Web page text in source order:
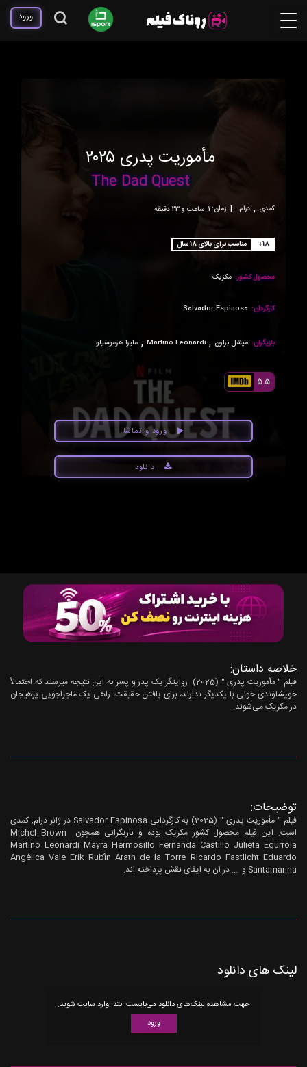
ورود
مأموریت پدری ۲۰۲۵
The Dad Quest
کمدی , درام | زمان:1ساعت و 23 دقیقه
+18 مناسب برای بالای 18 سال
محصول کشور: مکزیک
کارگردان: Salvador Espinosa
بازیگران: میشل براون ,
Martino Leonardi
, مایرا هرموسیلو
5.5
ورود و تماشا
دانلود
خلاصه داستان:
فیلم " مأموریت پدری " (2025) روایتگر یک پدر و پسر به این نتیجه میرسند که احتمالاً
خویشاوندی خونی با یکدیگر ندارند، برای یافتن حقیقت، راهی یک ماجراجویی پرهیجان
در مکزیک می‌شوند.
توضیحات:
فیلم " مأموریت پدری " (2025) به کارگردانی Salvador Espinosa در ژانر درام, کمدی
است. این فیلم محصول کشور مکزیک بوده و بازیگرانی همچون Michel Brown
Martino Leonardi Mayra Hermosillo Fernanda Castillo Julieta Egurrola
Angélica Vale Erik Rubín Arath de la Torre Ricardo Fastlicht Eduardo
Santamarina و ... در آن به ایفای نقش پرداخته اند.
لینک های دانلود
جهت مشاهده لینک‌های دانلود می‌بایست ابتدا وارد سایت شوید.
ورود